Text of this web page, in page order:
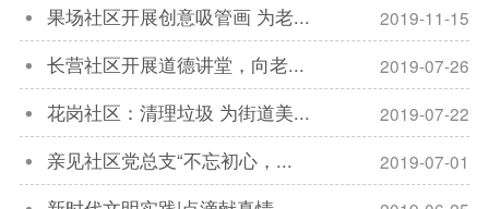
 果场社区开展创意吸管画 为老... 2019-11-15
 长营社区开展道德讲堂，向老... 2019-07-26
 花岗社区：清理垃圾 为街道美... 2019-07-22
 亲见社区党总支“不忘初心，... 2019-07-01